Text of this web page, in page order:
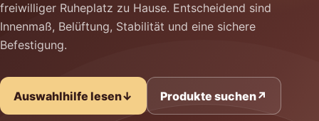
freiwilliger Ruheplatz zu Hause. Entscheidend sind
Innenmaß, Belüftung, Stabilität und eine sichere
Befestigung.
Auswahlhilfe lesen↓ Produkte suchen↗